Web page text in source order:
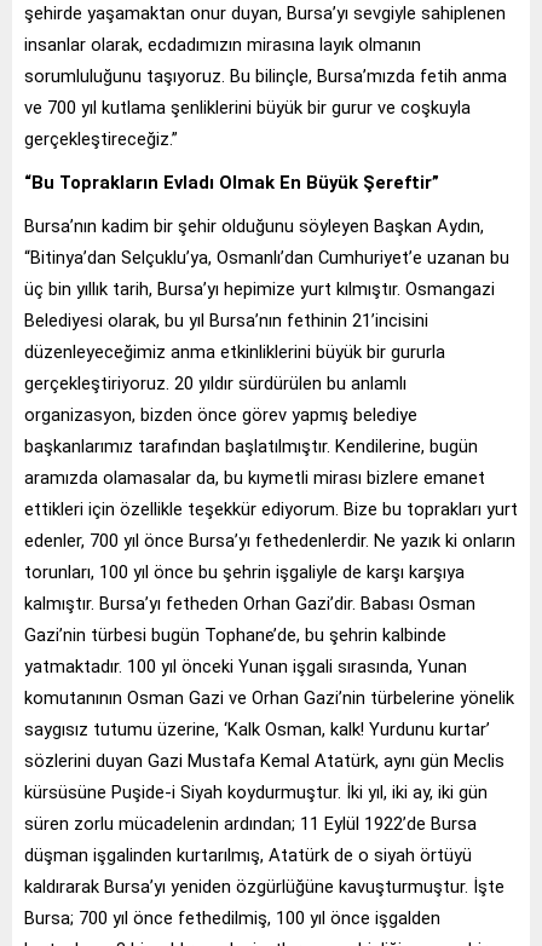
şehirde yaşamaktan onur duyan, Bursa’yı sevgiyle sahiplenen
insanlar olarak, ecdadımızın mirasına layık olmanın
sorumluluğunu taşıyoruz. Bu bilinçle, Bursa’mızda fetih anma
ve 700 yıl kutlama şenliklerini büyük bir gurur ve coşkuyla
gerçekleştireceğiz.”
“Bu Toprakların Evladı Olmak En Büyük Şereftir”
Bursa’nın kadim bir şehir olduğunu söyleyen Başkan Aydın,
“Bitinya’dan Selçuklu’ya, Osmanlı’dan Cumhuriyet’e uzanan bu
üç bin yıllık tarih, Bursa’yı hepimize yurt kılmıştır. Osmangazi
Belediyesi olarak, bu yıl Bursa’nın fethinin 21’incisini
düzenleyeceğimiz anma etkinliklerini büyük bir gururla
gerçekleştiriyoruz. 20 yıldır sürdürülen bu anlamlı
organizasyon, bizden önce görev yapmış belediye
başkanlarımız tarafından başlatılmıştır. Kendilerine, bugün
aramızda olamasalar da, bu kıymetli mirası bizlere emanet
ettikleri için özellikle teşekkür ediyorum. Bize bu toprakları yurt
edenler, 700 yıl önce Bursa’yı fethedenlerdir. Ne yazık ki onların
torunları, 100 yıl önce bu şehrin işgaliyle de karşı karşıya
kalmıştır. Bursa’yı fetheden Orhan Gazi’dir. Babası Osman
Gazi’nin türbesi bugün Tophane’de, bu şehrin kalbinde
yatmaktadır. 100 yıl önceki Yunan işgali sırasında, Yunan
komutanının Osman Gazi ve Orhan Gazi’nin türbelerine yönelik
saygısız tutumu üzerine, ‘Kalk Osman, kalk! Yurdunu kurtar’
sözlerini duyan Gazi Mustafa Kemal Atatürk, aynı gün Meclis
kürsüsüne Puşide-i Siyah koydurmuştur. İki yıl, iki ay, iki gün
süren zorlu mücadelenin ardından; 11 Eylül 1922’de Bursa
düşman işgalinden kurtarılmış, Atatürk de o siyah örtüyü
kaldırarak Bursa’yı yeniden özgürlüğüne kavuşturmuştur. İşte
Bursa; 700 yıl önce fethedilmiş, 100 yıl önce işgalden